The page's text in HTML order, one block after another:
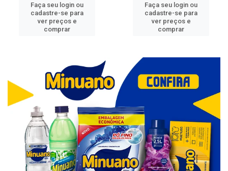
Faça seu login ou
cadastre-se para
ver preços e
comprar
Faça seu login ou
cadastre-se para
ver preços e
comprar